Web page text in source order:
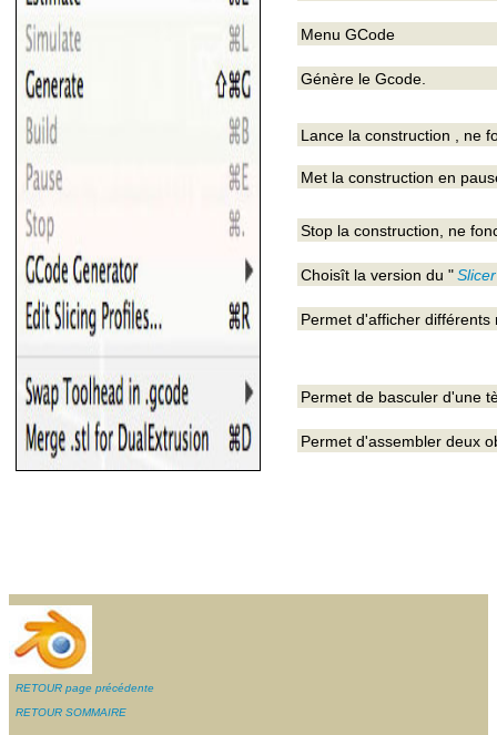
Permet d'assembler deux
Permet de basculer d'une
Permet d'afficher
Choisît la version du "Slicer
Stop la construction, ne
Met la construction en
Lance la construction , ne
Génère le Gcode.
Menu GCode
RETOUR page précédente
RETOUR SOMMAIRE